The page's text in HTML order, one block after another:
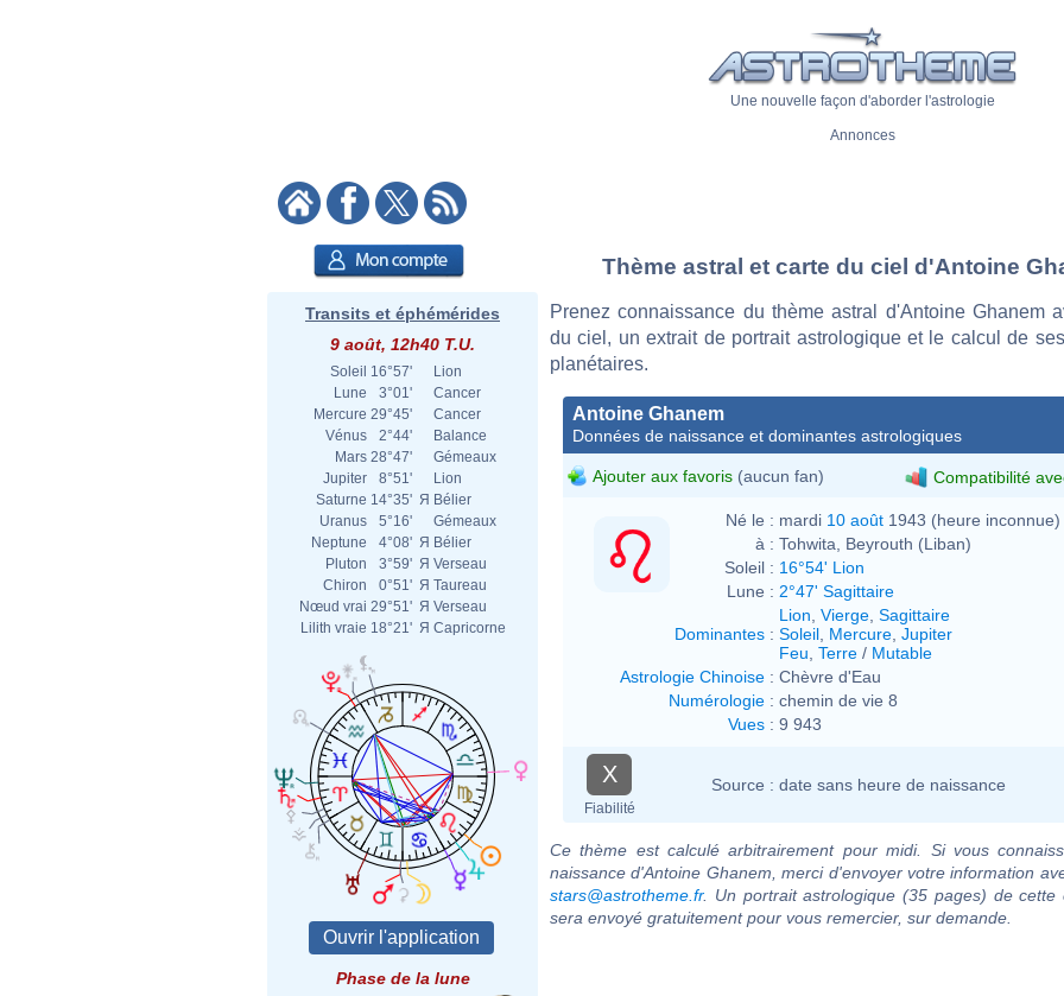
Une nouvelle façon d'aborder l'astrologie
Annonces
Transits et éphémérides
9 août, 12h40 T.U.
Soleil 16°57'
Lion
Lune
3°01'
Cancer
Mercure 29°45'
Cancer
Vénus
2°44'
Balance
Mars 28°47'
Gémeaux
Jupiter
8°51'
Lion
Saturne 14°35' Я Bélier
Uranus
5°16'
Gémeaux
Neptune
4°08' Я Bélier
Pluton
3°59' Я Verseau
Chiron
0°51' Я Taureau
Nœud vrai 29°51' Я Verseau
Lilith vraie 18°21' Я Capricorne
Phase de la lune
Thème astral et carte du ciel d'Antoine
Prenez connaissance du thème astral d'Antoine Ghanem
du ciel, un extrait de portrait astrologique et le calcul de
planétaires.
Antoine Ghanem
Données de naissance et dominantes astrologiques
Ajouter aux favoris (aucun fan) Compatibilité
Né le : mardi 10 août 1943 (heure inconnue)
à : Tohwita, Beyrouth (Liban)
Soleil : 16°54' Lion
Lune : 2°47' Sagittaire
Dominantes :
Lion Vierge Sagittaire
Soleil Mercure Jupiter
Feu Terre / Mutable
Astrologie Chinoise : Chèvre d'Eau
Numérologie : chemin de vie 8
Vues : 9 943
X
Fiabilité
Source : date sans heure de naissance
Ce thème est calculé arbitrairement pour midi. Si vous
naissance d'Antoine Ghanem, merci d'envoyer votre information
stars@astrotheme.fr. Un portrait astrologique (35 pages) de cette
sera envoyé gratuitement pour vous remercier, sur demande.